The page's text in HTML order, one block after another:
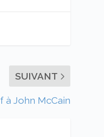
SUIVANT
à John McCain